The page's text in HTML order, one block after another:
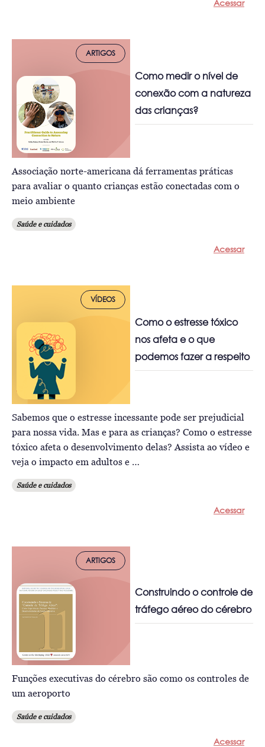
Acessar
ARTIGOS
Como medir o nível de
conexão com a natureza
das crianças?
Associação norte-americana dá ferramentas práticas
para avaliar o quanto crianças estão conectadas com o
meio ambiente
Saúde e cuidados
Acessar
VÍDEOS
Como o estresse tóxico
nos afeta e o que
podemos fazer a respeito
Sabemos que o estresse incessante pode ser prejudicial
para nossa vida. Mas e para as crianças? Como o estresse
tóxico afeta o desenvolvimento delas? Assista ao vídeo e
veja o impacto em adultos e …
Saúde e cuidados
Acessar
ARTIGOS
Construindo o controle de
tráfego aéreo do cérebro
Funções executivas do cérebro são como os controles de
um aeroporto
Saúde e cuidados
Acessar